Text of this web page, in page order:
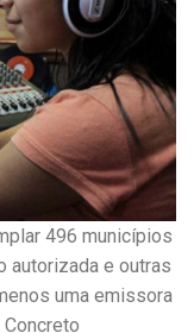
496 municípios
autorizada e outras
uma emissora
Concreto